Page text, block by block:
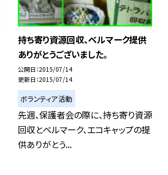
持ち寄り資源回収、ベルマーク提供
ありがとうございました。
公開日 2015/07/14
更新日 2015/07/14
ボランティア活動
先週、保護者会の際に、持ち寄り資源
回収とベルマーク、エコキャップの提
供ありがとう...